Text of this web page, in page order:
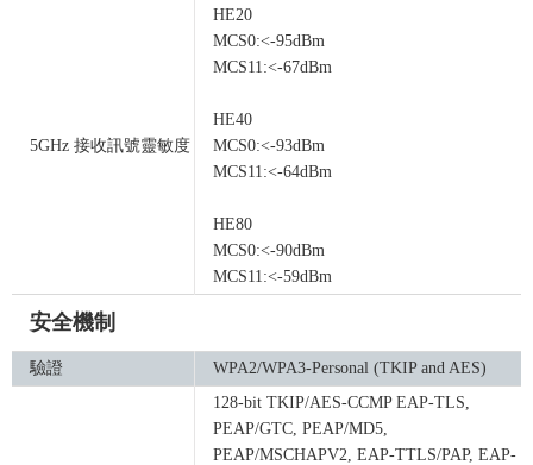
5GHz 接收訊號靈敏度
HE20
MCS0:<-95dBm
MCS11:<-67dBm
HE40
MCS0:<-93dBm
MCS11:<-64dBm
HE80
MCS0:<-90dBm
MCS11:<-59dBm
安全機制
驗證 WPA2/WPA3-Personal (TKIP and AES)
128-bit TKIP/AES-CCMP EAP-TLS,
PEAP/GTC, PEAP/MD5,
PEAP/MSCHAPV2, EAP-TTLS/PAP, EAP-